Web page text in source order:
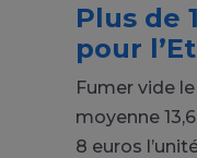
Plus de
pour
Fumer vide
moyenne
8 euros